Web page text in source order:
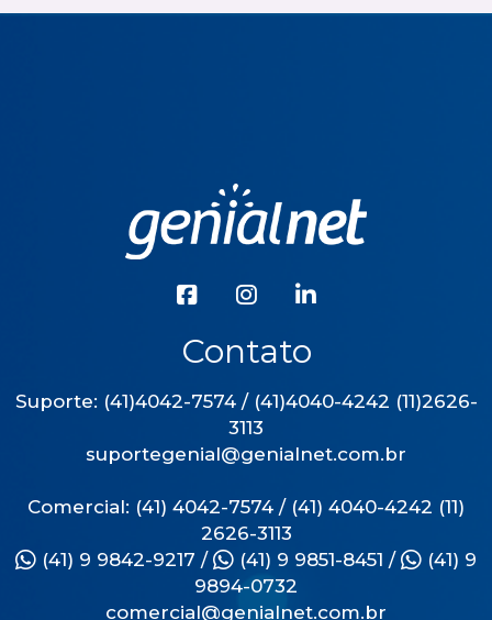
Contato
Suporte: (41)4042-7574 / (41)4040-4242 (11)2626-
3113
suportegenial@genialnet.com.br
Comercial: (41) 4042-7574 / (41) 4040-4242 (11)
2626-3113
(41) 9 9842-9217 / (41) 9 9851-8451 /
(41) 9
9894-0732
comercial@genialnet.com.br